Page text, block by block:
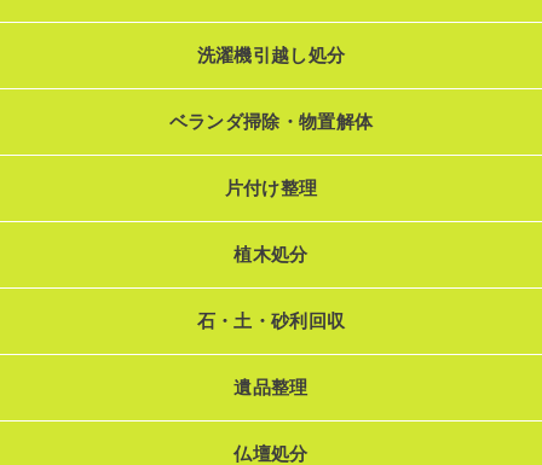
洗濯機引越し処分
ベランダ掃除・物置解体
片付け整理
植木処分
石・土・砂利回収
遺品整理
仏壇処分